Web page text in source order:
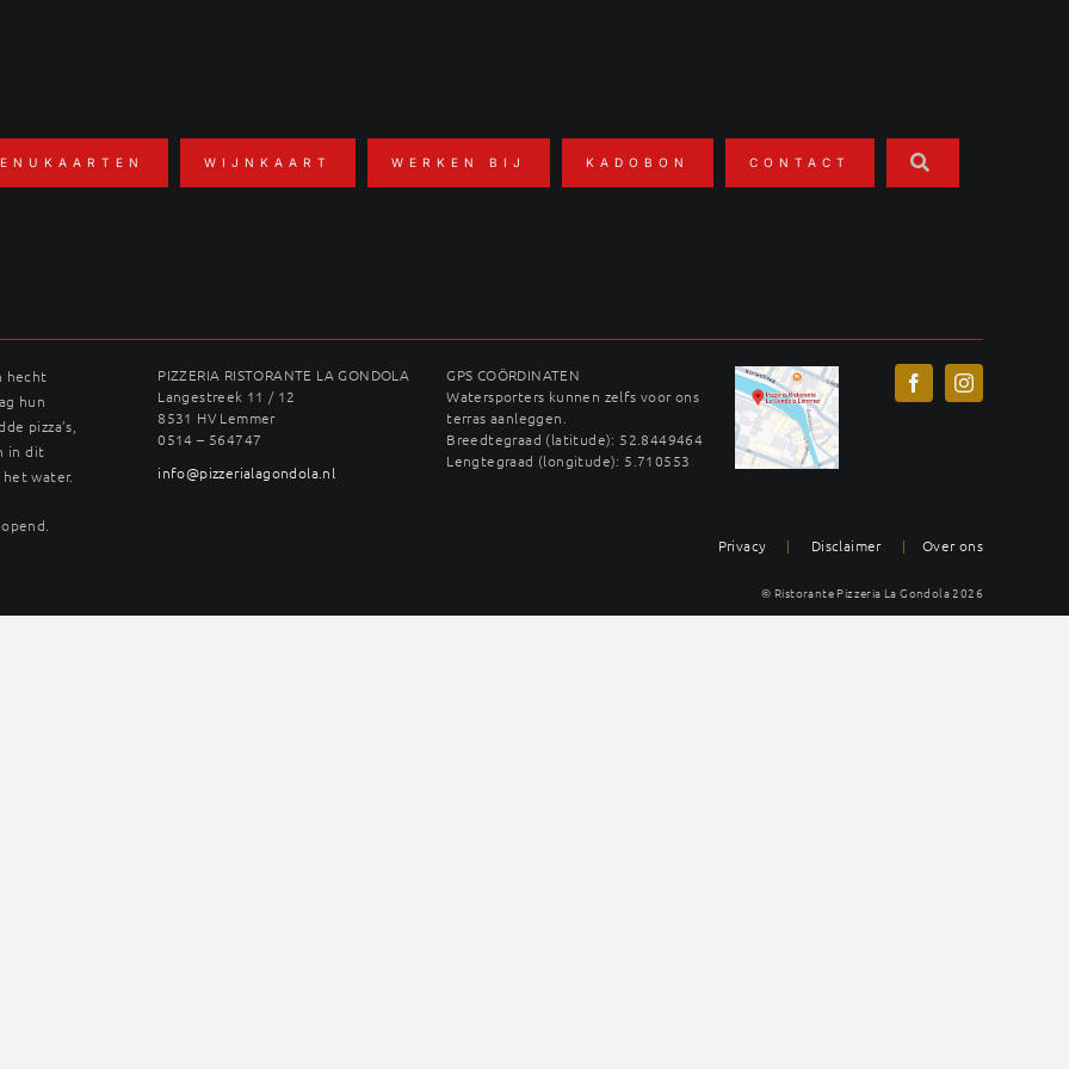
WIJNKAART WERKEN BIJ KADOBON CONTACT
hecht
hun
pizza’s,
in dit
water.
PIZZERIA RISTORANTE LA GONDOLA
Langestreek 11 / 12
8531 HV Lemmer
0514 – 564747
info@pizzerialagondola.nl
GPS COÖRDINATEN
Watersporters kunnen zelfs voor ons
terras aanleggen.
Breedtegraad (latitude): 52.8449464
Lengtegraad (longitude): 5.710553
Privacy | Disclaimer | Over ons
© Ristorante Pizzeria La Gondola 2026